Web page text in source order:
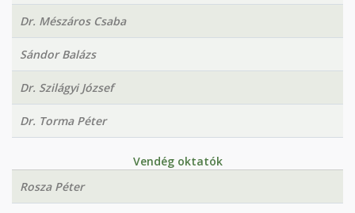
Dr. Mészáros Csaba
Sándor Balázs
Dr. Szilágyi József
Dr. Torma Péter
Vendég oktatók
Rosza Péter